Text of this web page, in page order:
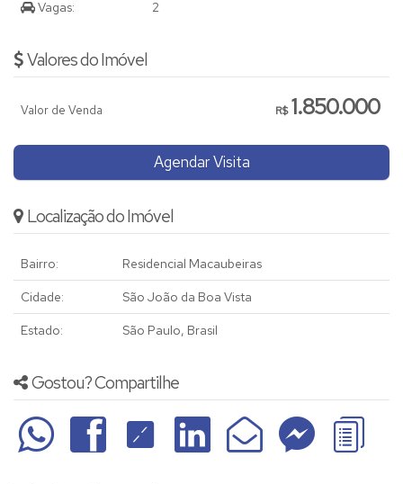
Vagas: 2
Valores do Imóvel
R$1.850.000
Valor de Venda
Agendar Visita
Localização do Imóvel
Bairro: Residencial Macaubeiras
Cidade: São João da Boa Vista
Estado: São Paulo, Brasil
Gostou? Compartilhe